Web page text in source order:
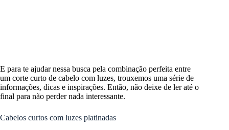
E para te ajudar nessa busca pela combinação perfeita entre
um corte curto de cabelo com luzes, trouxemos uma série de
informações, dicas e inspirações. Então, não deixe de ler até o
final para não perder nada interessante.
Cabelos curtos com luzes platinadas